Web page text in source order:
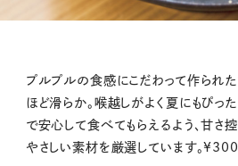
プルプルの食感にこだわって作られた
ほど滑らか。喉越しがよく夏にもぴっ
で安心して食べてもらえるよう、甘さ
やさしい素材を厳選しています。¥300